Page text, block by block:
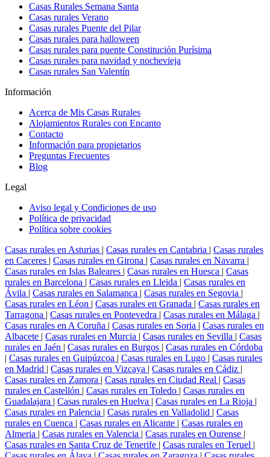
Casas Rurales Semana Santa
Casas rurales Verano
Casas rurales Puente del Pilar
Casas rurales para halloween
Casas rurales para puente Constitución Purísima
Casas rurales para navidad y nochevieja
Casas rurales San Valentín
Información
Acerca de Mis Casas Rurales
Alojamientos Rurales con Encanto
Contacto
Información para propietarios
Preguntas Frecuentes
Blog
Legal
Aviso legal y Condiciones de uso
Política de privacidad
Política sobre cookies
Casas rurales en Asturias | Casas rurales en Cantabria | Casas rurales
en Caceres | Casas rurales en Girona | Casas rurales en Navarra |
Casas rurales en Islas Baleares | Casas rurales en Huesca | Casas
rurales en Barcelona | Casas rurales en Lleida | Casas rurales en
Ávila | Casas rurales en Salamanca | Casas rurales en Segovia |
Casas rurales en Léon | Casas rurales en Granada | Casas rurales en
Tarragona | Casas rurales en Pontevedra | Casas rurales en Málaga |
Casas rurales en A Coruña | Casas rurales en Soria | Casas rurales en
Albacete | Casas rurales en Murcia | Casas rurales en Sevilla | Casas
rurales en Jaén | Casas rurales en Burgos | Casas rurales en Córdoba
| Casas rurales en Guipúzcoa | Casas rurales en Lugo | Casas rurales
en Madrid | Casas rurales en Vizcaya | Casas rurales en Cádiz |
Casas rurales en Zamora | Casas rurales en Ciudad Real | Casas
rurales en Castellón | Casas rurales en Toledo | Casas rurales en
Guadalajara | Casas rurales en Huelva | Casas rurales en La Rioja |
Casas rurales en Palencia | Casas rurales en Valladolid | Casas
rurales en Cuenca | Casas rurales en Alicante | Casas rurales en
Almeria | Casas rurales en Valencia | Casas rurales en Ourense |
Casas rurales en Santa Cruz de Tenerife | Casas rurales en Teruel |